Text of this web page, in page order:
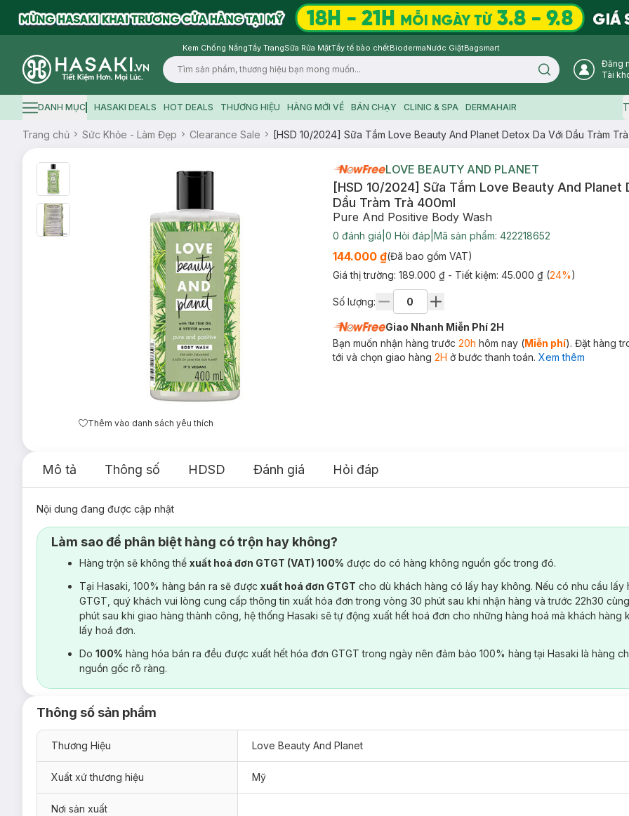
Kem Chống NắngTẩy TrangSữa Rửa MặtTẩy tế bào chếtBiodermaNước GiặtBagsmart
Logo
Search icon
Đăng
Tài
Hamburger icon
DANH MỤC HASAKI DEALS HOT DEALS THƯƠNG HIỆU HÀNG MỚI VỀ BÁN CHẠY CLINIC & SPA DERMAHAIR
Trang chủ Sức Khỏe - Làm Đẹp Clearance Sale [HSD 10/2024] Sữa Tắm Love Beauty And Planet Detox Da Với Dầu Tràm
Thêm vào danh sách yêu thích
LOVE BEAUTY AND PLANET
[HSD 10/2024] Sữa Tắm Love Beauty And Planet
Dầu Tràm Trà 400ml
Pure And Positive Body Wash
0 đánh giá 0 Hỏi đáp Mã sản phẩm: 422218652
144.000 ₫(Đã bao gồm VAT)
Giá thị trường: 189.000 ₫ - Tiết kiệm: 45.000 ₫(24%)
Số lượng:
Giao Nhanh Miễn Phí 2H
Bạn muốn nhận hàng trước 20h hôm nay (Miễn phí). Đặt hàng
tới và chọn giao hàng 2H ở bước thanh toán. Xem thêm
Mô tả Thông số HDSD Đánh giá Hỏi đáp
Nội dung đang được cập nhật
Làm sao để phân biệt hàng có trộn hay không?
Hàng trộn sẽ không thể xuất hoá đơn GTGT (VAT) 100% được do có hàng không nguồn gốc trong đó.
Tại Hasaki, 100% hàng bán ra sẽ được xuất hoá đơn GTGT cho dù khách hàng có lấy hay không. Nếu có nhu cầu lấy
GTGT, quý khách vui lòng cung cấp thông tin xuất hóa đơn trong vòng 30 phút sau khi nhận hàng và trước 22h30
phút sau khi giao hàng thành công, hệ thống Hasaki sẽ tự động xuất hết hoá đơn cho những hàng hoá mà khách hàng
lấy hoá đơn.
Do 100% hàng hóa bán ra đều được xuất hết hóa đơn GTGT trong ngày nên đảm bảo 100% hàng tại Hasaki là hàng
nguồn gốc rõ ràng.
Thông số sản phẩm
Thương Hiệu Love Beauty And Planet
Xuất xứ thương hiệu Mỹ
Nơi sản xuất